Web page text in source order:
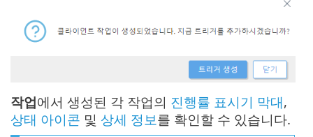
작업에서 생성된 각 작업의 진행률 표시기 막대,
상태 아이콘 및 상세 정보를 확인할 수 있습니다.